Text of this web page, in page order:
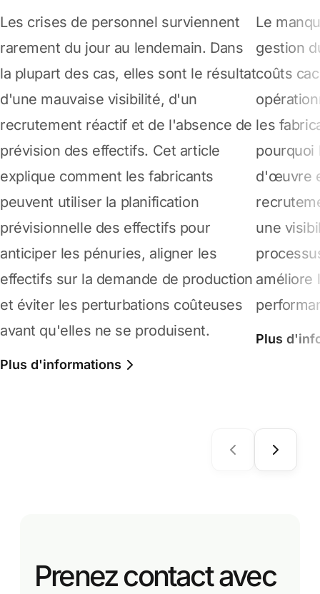
Les crises de personnel surviennent
rarement du jour au lendemain. Dans
la plupart des cas, elles sont le résultat
d'une mauvaise visibilité, d'un
recrutement réactif et de l'absence de
prévision des effectifs. Cet article
explique comment les fabricants
peuvent utiliser la planification
prévisionnelle des effectifs pour
anticiper les pénuries, aligner les
effectifs sur la demande de production
et éviter les perturbations coûteuses
avant qu'elles ne se produisent.
Plus d'informations
Le
gestion
coûts
les
pourquoi
d'œuvre
une
améliore
Plus
Prenez contact avec